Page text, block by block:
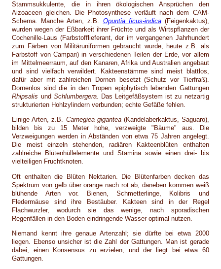
Stammsukkulente, die in ihren ökologischen Ansprüchen den
Aizoaceen gleichen. Die Photosynthese verläuft nach dem CAM-
Schema. Manche Arten, z.B. Opuntia ficus-indica(Feigenkaktus),
wurden wegen der Eßbarkeit ihrer Früchte und als Wirtspflanzen der
Cochenille-Laus (Farbstofflieferant, der im vergangenen Jahrhundert
zum Färben von Militäruniformen gebraucht wurde, heute z.B. als
Farbstoff von Campari) in verschiedenen Teilen der Erde, vor allem
im Mittelmeerraum, auf den Kanaren, Afrika und Australien angebaut
und sind vielfach verwildert. Kakteenstämme sind meist blattlos,
dafür aber mit zahlreichen Dornen besetzt (Schutz vor Tierfraß).
Dornenlos sind die in den Tropen epiphytisch lebenden Gattungen
Rhipsalis und Schlumbergera. Das Leitgefäßsystem ist zu netzartig
strukturierten Hohlzylindern verbunden; echte Gefäße fehlen.
Einige Arten, z.B. Carnegiea gigantea(Kandelaberkaktus, Saguaro),
bilden bis zu 15 Meter hohe, verzweigte "Bäume" aus. Die
Verzweigungen werden in Abständen von etwa 75 Jahren angelegt.
Die meist einzeln stehenden, radiären Kakteenblüten enthalten
zahlreiche Blütenhüllelemente und Stamina sowie einen drei- bis
vielteiligen Fruchtknoten.
Oft enthalten die Blüten Nektarien. Die Blütenfarben decken das
Spektrum von gelb über orange nach rot ab; daneben kommen weiß
blühende Arten vor. Bienen, Schmetterlinge, Kolibris und
Fledermäuse sind ihre Bestäuber. Kakteen sind in der Regel
Flachwurzler, wodurch sie das wenige, nach sporadischen
Regenfällen in den Boden eindringende Wasser optimal nutzen.
Niemand kennt ihre genaue Artenzahl; sie dürfte bei etwa 2000
liegen. Ebenso unsicher ist die Zahl der Gattungen. Man ist gerade
dabei, einen Konsensus zu erzielen, und der liegt bei etwa 60
Gattungen.